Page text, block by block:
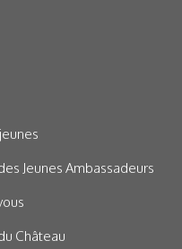
Jeunes Ambassadeurs
Château